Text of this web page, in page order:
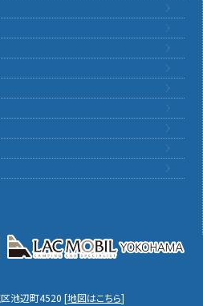
池辺町4520[地図はこちら]